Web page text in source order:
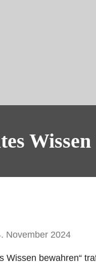
November 2024
Wissen bewahren“